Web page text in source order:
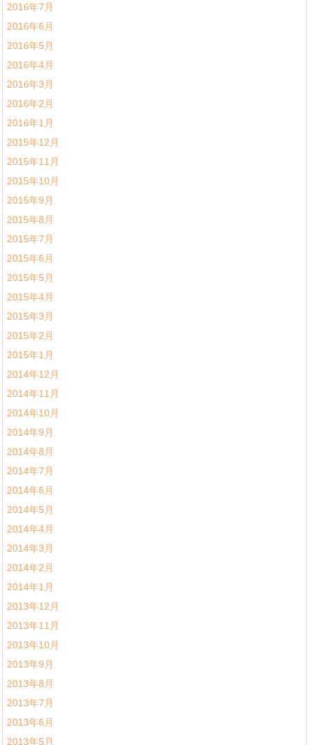
2016年7月
2016年6月
2016年5月
2016年4月
2016年3月
2016年2月
2016年1月
2015年12月
2015年11月
2015年10月
2015年9月
2015年8月
2015年7月
2015年6月
2015年5月
2015年4月
2015年3月
2015年2月
2015年1月
2014年12月
2014年11月
2014年10月
2014年9月
2014年8月
2014年7月
2014年6月
2014年5月
2014年4月
2014年3月
2014年2月
2014年1月
2013年12月
2013年11月
2013年10月
2013年9月
2013年8月
2013年7月
2013年6月
2013年5月